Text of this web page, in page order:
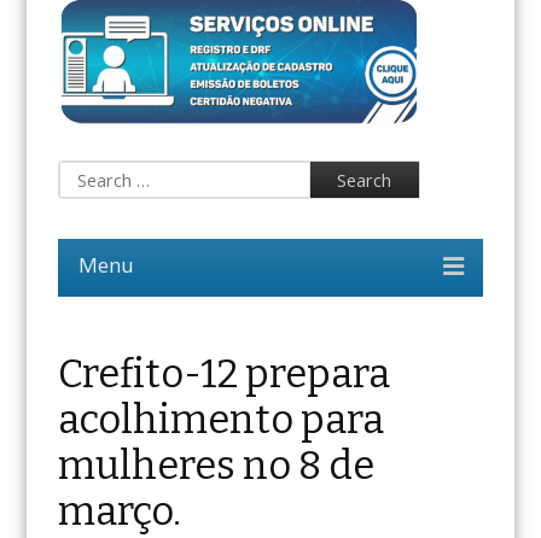
Crefito-12 prepara
acolhimento para
mulheres no 8 de
março.